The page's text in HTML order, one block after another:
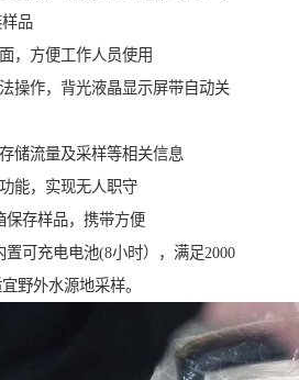
品
，方便工作人员使用
操作，背光液晶显示屏带自动关
储流量及采样等相关信息
能，实现无人职守
保存样品，携带方便
置可充电电池(8小时），满足2000
野外水源地采样。